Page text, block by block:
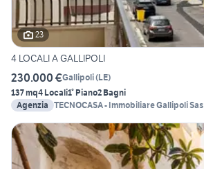
23
4 LOCALI A GALLIPOLI
230.000 €Gallipoli(LE)
137 mq4 Locali1° Piano2 Bagni
Agenzia TECNOCASA - Immobiliare Gallipoli Sas